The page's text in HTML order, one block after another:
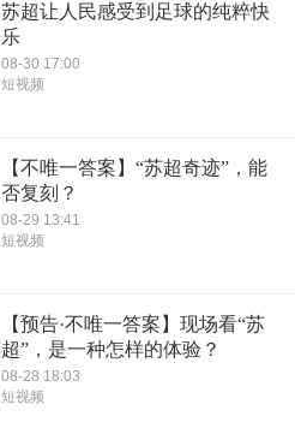
苏超让人民感受到足球的纯粹快
乐
08-30 17:00
短视频
【不唯一答案】“苏超奇迹”，能
否复刻？
08-29 13:41
短视频
【预告·不唯一答案】现场看“苏
超”，是一种怎样的体验？
08-28 18:03
短视频